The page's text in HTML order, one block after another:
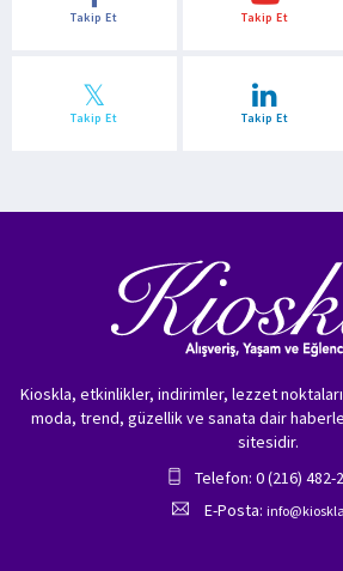
Takip Et Takip Et
Takip Et Takip Et
Kioskla, etkinlikler, indirimler, lezzet
moda, trend, güzellik ve sanata dair
sitesidir.
Telefon: 0 (216) 482-
E-Posta: